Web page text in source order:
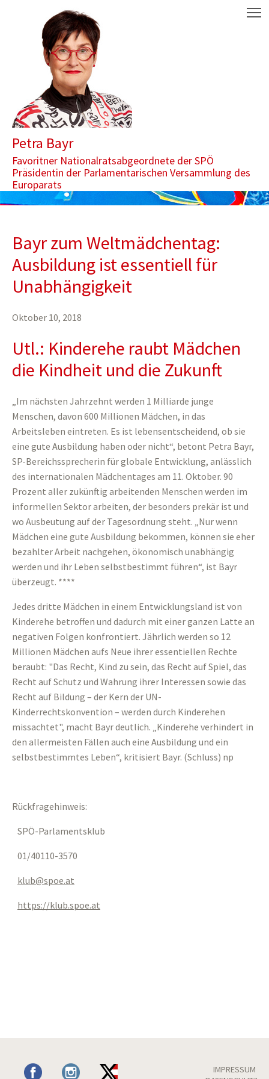
Aktuelle Seite: Bayr zum Weltmädchentag: Ausbildung ist
Petra Bayr
Favoritner Nationalratsabgeordnete der SPÖ
Präsidentin der Parlamentarischen Versammlung des
Europarats
Bayr zum Weltmädchentag:
Ausbildung ist essentiell für
Unabhängigkeit
Oktober 10, 2018
Utl.: Kinderehe raubt Mädchen
die Kindheit und die Zukunft
„Im nächsten Jahrzehnt werden 1 Milliarde junge
Menschen, davon 600 Millionen Mädchen, in das
Arbeitsleben eintreten. Es ist lebensentscheidend, ob sie
eine gute Ausbildung haben oder nicht“, betont Petra Bayr,
SP-Bereichssprecherin für globale Entwicklung, anlässlich
des internationalen Mädchentages am 11. Oktober. 90
Prozent aller zukünftig arbeitenden Menschen werden im
informellen Sektor arbeiten, der besonders prekär ist und
wo Ausbeutung auf der Tagesordnung steht. „Nur wenn
Mädchen eine gute Ausbildung bekommen, können sie eher
bezahlter Arbeit nachgehen, ökonomisch unabhängig
werden und ihr Leben selbstbestimmt führen“, ist Bayr
überzeugt. ****
Jedes dritte Mädchen in einem Entwicklungsland ist von
Kinderehe betroffen und dadurch mit einer ganzen Latte an
negativen Folgen konfrontiert. Jährlich werden so 12
Millionen Mädchen aufs Neue ihrer essentiellen Rechte
beraubt: "Das Recht, Kind zu sein, das Recht auf Spiel, das
Recht auf Schutz und Wahrung ihrer Interessen sowie das
Recht auf Bildung – der Kern der UN-
Kinderrechtskonvention – werden durch Kinderehen
missachtet", macht Bayr deutlich. „Kinderehe verhindert in
den allermeisten Fällen auch eine Ausbildung und ein
selbstbestimmtes Leben“, kritisiert Bayr. (Schluss) np
Rückfragehinweis:
SPÖ-Parlamentsklub
01/40110-3570
klub spoe at
https://klub.spoe.at
IMPRESSUM